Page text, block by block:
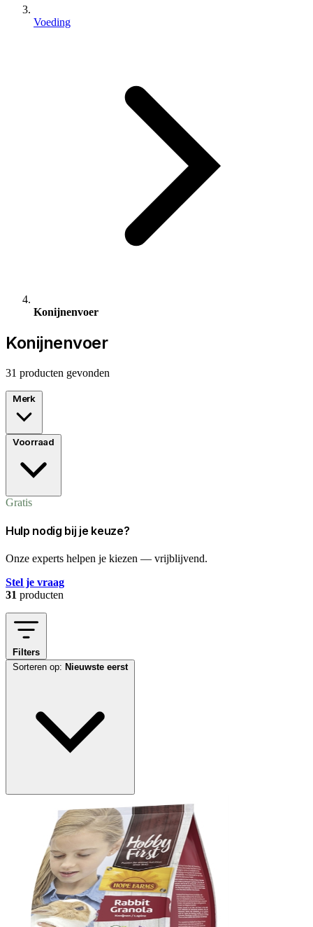
Voeding
Konijnenvoer
Konijnenvoer
31 producten gevonden
Merk
Voorraad
Gratis
Hulp nodig bij je keuze?
Onze experts helpen je kiezen — vrijblijvend.
Stel je vraag
31 producten
Filters
Sorteren op: Nieuwste eerst